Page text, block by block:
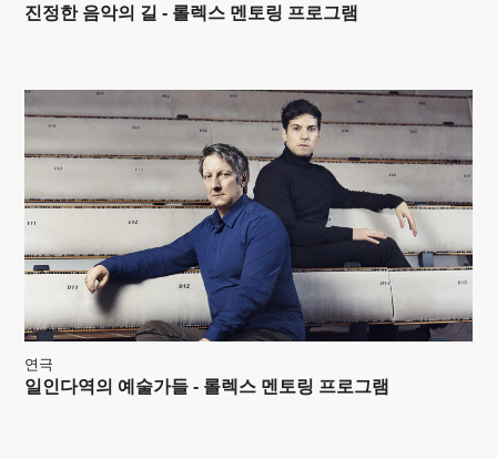
진정한 음악의 길 - 롤렉스 멘토링 프로그램
연극
일인다역의 예술가들 - 롤렉스 멘토링 프로그램